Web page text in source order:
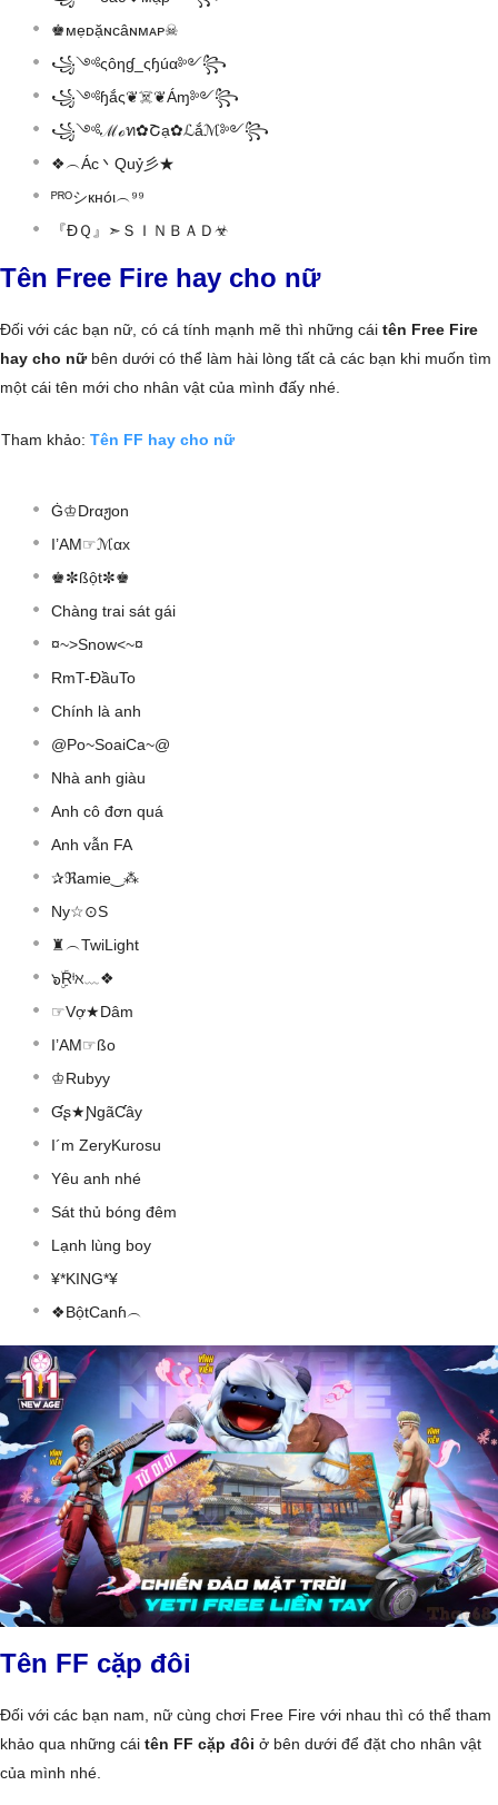
♚мẹᴅặɴcâɴмᴀᴘ☠
꧁༺ςôηɠ_ςɧúα༻꧂
꧁༺ɧắς❦☠️❦Áɱ༻꧂
꧁༺ℳℴท✿Շạ✿ℒắℳ༻꧂
❖︵Ác丶Quỷ彡★
ᴾᴿᴼシкнóι︵⁹⁹
『ĐＱ』➣ＳＩＮＢＡＤ☣
Tên Free Fire hay cho nữ
Đối với các bạn nữ, có cá tính mạnh mẽ thì những cái tên Free Fire
hay cho nữbên dưới có thể làm hài lòng tất cả các bạn khi muốn tìm
một cái tên mới cho nhân vật của mình đấy nhé.
Tham khảo: Tên FF hay cho nữ
Ġ♔Drαჟon
I’AM☞ℳαx
♚✼ßột✼♚
Chàng trai sát gái
¤~>Snow<~¤
RmT-ĐầuTo
Chính là anh
@Po~SoaiCa~@
Nhà anh giàu
Anh cô đơn quá
Anh vẫn FA
✰ℜamie‿⁂
Ny☆⊙S
♜︵TwiLight
๖ۣۜRᶤℵ﹏❖
☞Vợ★Dâm
I’AM☞ßo
♔Rubyy
Ɠʂ★ƝgãƇây
I´m ZeryKurosu
Yêu anh nhé
Sát thủ bóng đêm
Lạnh lùng boy
¥*KING*¥
❖BộtCanɦ︵
Tên FF cặp đôi
Đối với các bạn nam, nữ cùng chơi Free Fire với nhau thì có thể tham
khảo qua những cái tên FF cặp đôi ở bên dưới để đặt cho nhân vật
của mình nhé.